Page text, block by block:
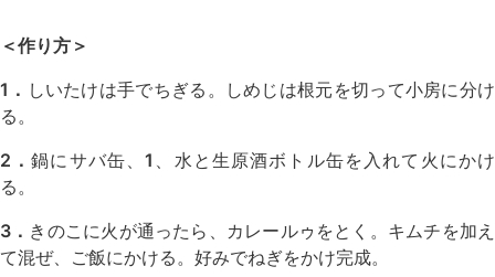
＜作り方＞
1． しいたけは手でちぎる。しめじは根元を切って小房に分け
る。
2．鍋にサバ缶、1
、水と生原酒ボトル缶を入れて火にかけ
る。
3． きのこに火が通ったら、カレールゥをとく。キムチを加え
て混ぜ、ご飯にかける。好みでねぎをかけ完成。